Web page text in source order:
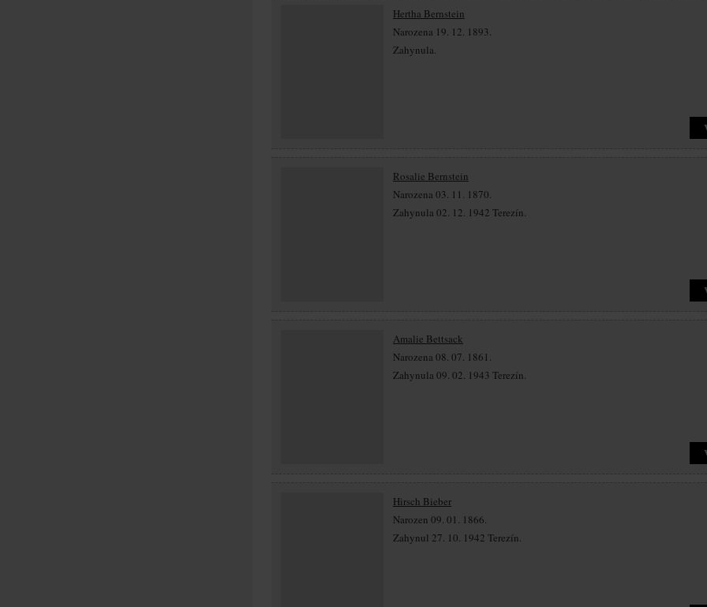
Hertha Bernstein
Narozena 19. 12. 1893.
Zahynula.
Rosalie Bernstein
Narozena 03. 11. 1870.
Zahynula 02. 12. 1942 Terezín.
Amalie Bettsack
Narozena 08. 07. 1861.
Zahynula 09. 02. 1943 Terezín.
Hirsch Bieber
Narozen 09. 01. 1866.
Zahynul 27. 10. 1942 Terezín.